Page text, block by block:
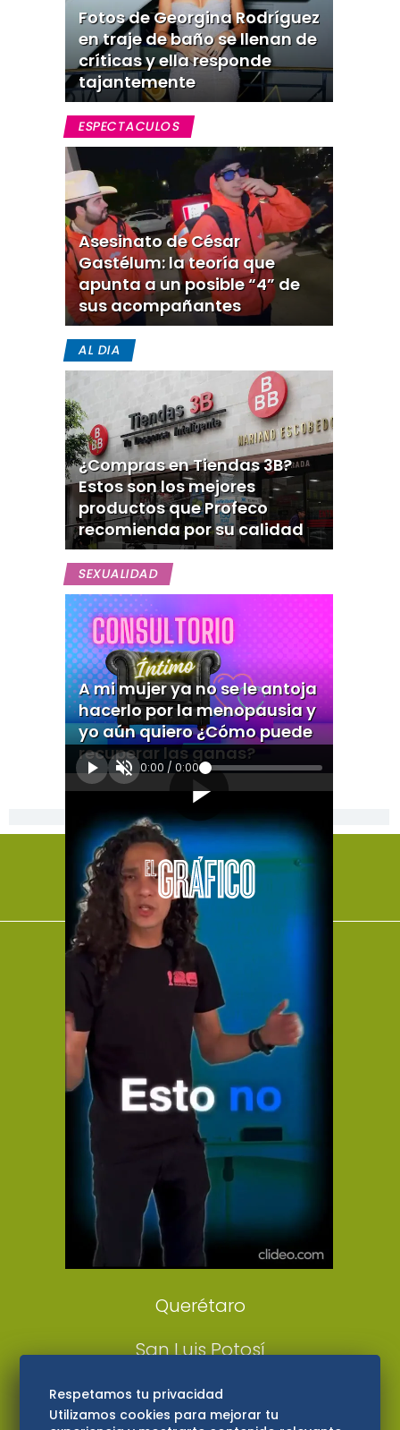
Fotos de Georgina Rodríguez
en traje de baño se llenan de
críticas y ella responde
tajantemente
ESPECTACULOS
Asesinato de César
Gastélum: la teoría que
apunta a un posible “4” de
sus acompañantes
AL DIA
¿Compras en Tiendas 3B?
Estos son los mejores
productos que Profeco
recomienda por su calidad
SEXUALIDAD
A mi mujer ya no se le antoja
hacerlo por la menopausia y
yo aún quiero ¿Cómo puede
recuperar las ganas?
0:00 / 0:00
[Publicidad]
El Universal
Vive USA
Clase
De 10 sports
DeDinero
Confabulario
Aviso Oportuno
Consultas
Querétaro
San Luis Potosí
Edomex
Respetamos tu privacidad
Utilizamos cookies para mejorar tu